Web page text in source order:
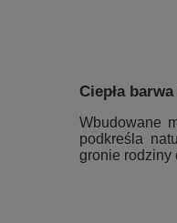
Ciepła
Wbudowane
podkreśla
gronie rodziny